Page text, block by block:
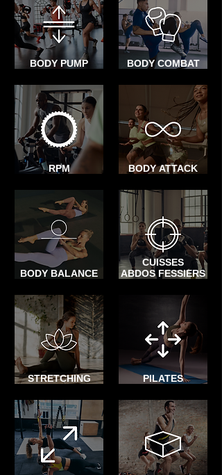
BODY PUMP BODY COMBAT
RPM BODY ATTACK
BODY BALANCE
CUISSES
ABDOS FESSIERS
STRETCHING PILATES